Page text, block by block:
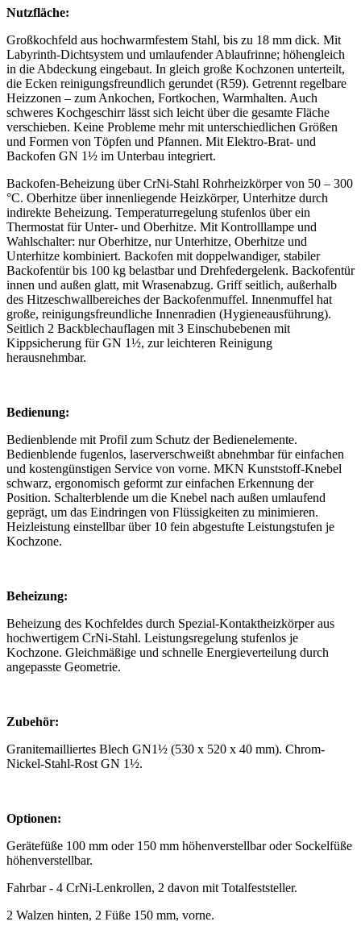
Nutzfläche:
Großkochfeld aus hochwarmfestem Stahl, bis zu 18 mm dick. Mit
Labyrinth-Dichtsystem und umlaufender Ablaufrinne; höhengleich
in die Abdeckung eingebaut. In gleich große Kochzonen unterteilt,
die Ecken reinigungsfreundlich gerundet (R59). Getrennt regelbare
Heizzonen – zum Ankochen, Fortkochen, Warmhalten. Auch
schweres Kochgeschirr lässt sich leicht über die gesamte Fläche
verschieben. Keine Probleme mehr mit unterschiedlichen Größen
und Formen von Töpfen und Pfannen. Mit Elektro-Brat- und
Backofen GN 1½ im Unterbau integriert.
Backofen-Beheizung über CrNi-Stahl Rohrheizkörper von 50 – 300
°C. Oberhitze über innenliegende Heizkörper, Unterhitze durch
indirekte Beheizung. Temperaturregelung stufenlos über ein
Thermostat für Unter- und Oberhitze. Mit Kontrolllampe und
Wahlschalter: nur Oberhitze, nur Unterhitze, Oberhitze und
Unterhitze kombiniert. Backofen mit doppelwandiger, stabiler
Backofentür bis 100 kg belastbar und Drehfedergelenk. Backofentür
innen und außen glatt, mit Wrasenabzug. Griff seitlich, außerhalb
des Hitzeschwallbereiches der Backofenmuffel. Innenmuffel hat
große, reinigungsfreundliche Innenradien (Hygieneausführung).
Seitlich 2 Backblechauflagen mit 3 Einschubebenen mit
Kippsicherung für GN 1½, zur leichteren Reinigung
herausnehmbar.
Bedienung:
Bedienblende mit Profil zum Schutz der Bedienelemente.
Bedienblende fugenlos, laserverschweißt abnehmbar für einfachen
und kostengünstigen Service von vorne. MKN Kunststoff-Knebel
schwarz, ergonomisch geformt zur einfachen Erkennung der
Position. Schalterblende um die Knebel nach außen umlaufend
geprägt, um das Eindringen von Flüssigkeiten zu minimieren.
Heizleistung einstellbar über 10 fein abgestufte Leistungstufen je
Kochzone.
Beheizung:
Beheizung des Kochfeldes durch Spezial-Kontaktheizkörper aus
hochwertigem CrNi-Stahl. Leistungsregelung stufenlos je
Kochzone. Gleichmäßige und schnelle Energieverteilung durch
angepasste Geometrie.
Zubehör:
Granitemailliertes Blech GN1½ (530 x 520 x 40 mm). Chrom-
Nickel-Stahl-Rost GN 1½.
Optionen:
Gerätefüße 100 mm oder 150 mm höhenverstellbar oder Sockelfüße
höhenverstellbar.
Fahrbar - 4 CrNi-Lenkrollen, 2 davon mit Totalfeststeller.
2 Walzen hinten, 2 Füße 150 mm, vorne.